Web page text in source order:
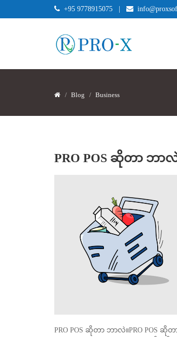
+95 9778915075
Blog Business
PRO POS ဆိုတာ ဘာ
PRO POS ဆိုတာ ဘာလဲ။PRO POS